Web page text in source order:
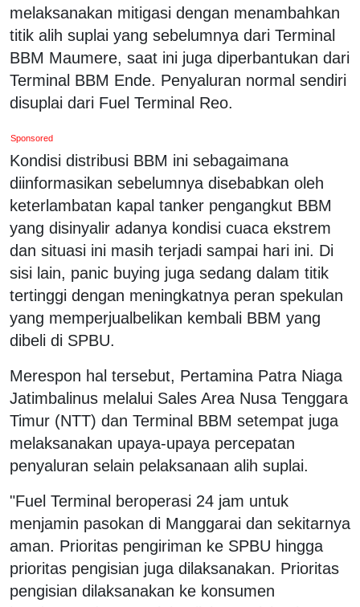
melaksanakan mitigasi dengan menambahkan
titik alih suplai yang sebelumnya dari Terminal
BBM Maumere, saat ini juga diperbantukan dari
Terminal BBM Ende. Penyaluran normal sendiri
disuplai dari Fuel Terminal Reo.
Sponsored
Kondisi distribusi BBM ini sebagaimana
diinformasikan sebelumnya disebabkan oleh
keterlambatan kapal tanker pengangkut BBM
yang disinyalir adanya kondisi cuaca ekstrem
dan situasi ini masih terjadi sampai hari ini. Di
sisi lain, panic buying juga sedang dalam titik
tertinggi dengan meningkatnya peran spekulan
yang memperjualbelikan kembali BBM yang
dibeli di SPBU.
Merespon hal tersebut, Pertamina Patra Niaga
Jatimbalinus melalui Sales Area Nusa Tenggara
Timur (NTT) dan Terminal BBM setempat juga
melaksanakan upaya-upaya percepatan
penyaluran selain pelaksanaan alih suplai.
"Fuel Terminal beroperasi 24 jam untuk
menjamin pasokan di Manggarai dan sekitarnya
aman. Prioritas pengiriman ke SPBU hingga
prioritas pengisian juga dilaksanakan. Prioritas
pengisian dilaksanakan ke konsumen